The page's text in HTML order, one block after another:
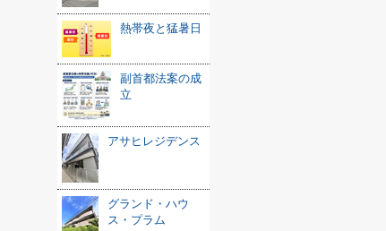
熱帯夜と猛暑日
副首都法案の成
立
アサヒレジデンス
グランド・ハウ
ス・プラム